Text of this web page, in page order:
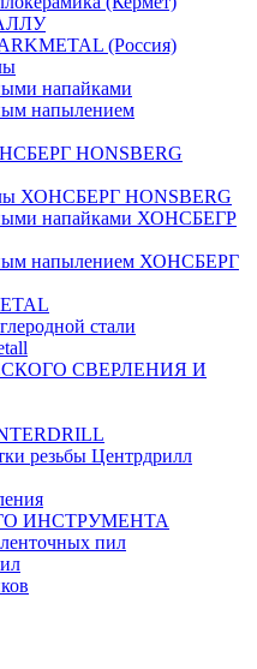
(Россия)
напайками
напылением
HONSBERG
ХОНСБЕРГ HONSBERG
напайками ХОНСБЕГР
напылением ХОНСБЕРГ
стали
СВЕРЛЕНИЯ И
резьбы Центрдрилл
ИНСТРУМЕНТА
пил